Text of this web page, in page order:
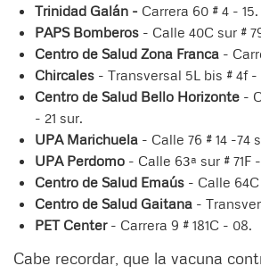
Trinidad Galán - Carrera 60 # 4 - 15.
PAPS Bomberos - Calle 40C sur #
Centro de Salud Zona Franca -
Chircales - Transversal 5L bis # 4f -
Centro de Salud Bello Horizonte -
- 21 sur.
UPA Marichuela - Calle 76 # 14 -74
UPA Perdomo - Calle 63ª sur # 71F
Centro de Salud Emaús - Calle 64C
Centro de Salud Gaitana -
PET Center- Carrera 9 # 181C - 08.
Cabe recordar, que la vacuna